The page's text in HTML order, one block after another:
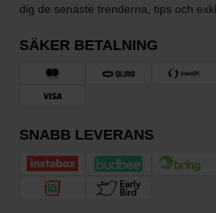
dig de senaste trenderna, tips och
SÄKER BETALNING
SNABB LEVERANS